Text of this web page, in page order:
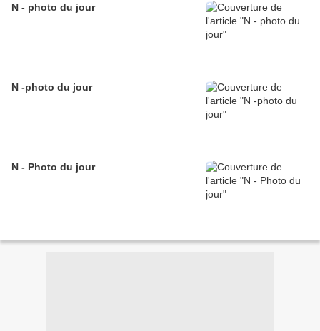
N - photo du jour
N -photo du jour
N - Photo du jour